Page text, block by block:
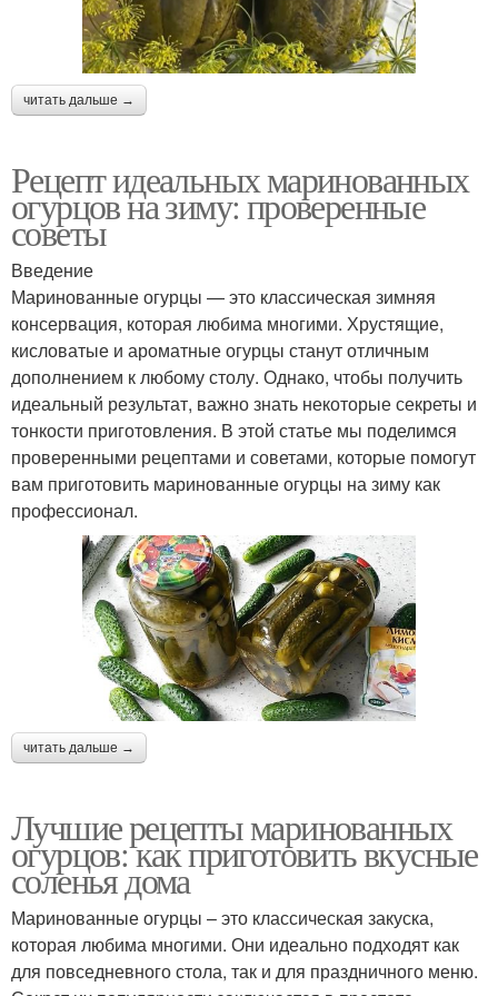
читать дальше →
Рецепт идеальных маринованных
огурцов на зиму: проверенные
советы
Введение
Маринованные огурцы — это классическая зимняя
консервация, которая любима многими. Хрустящие,
кисловатые и ароматные огурцы станут отличным
дополнением к любому столу. Однако, чтобы получить
идеальный результат, важно знать некоторые секреты и
тонкости приготовления. В этой статье мы поделимся
проверенными рецептами и советами, которые помогут
вам приготовить маринованные огурцы на зиму как
профессионал.
читать дальше →
Лучшие рецепты маринованных
огурцов: как приготовить вкусные
соленья дома
Маринованные огурцы – это классическая закуска,
которая любима многими. Они идеально подходят как
для повседневного стола, так и для праздничного меню.